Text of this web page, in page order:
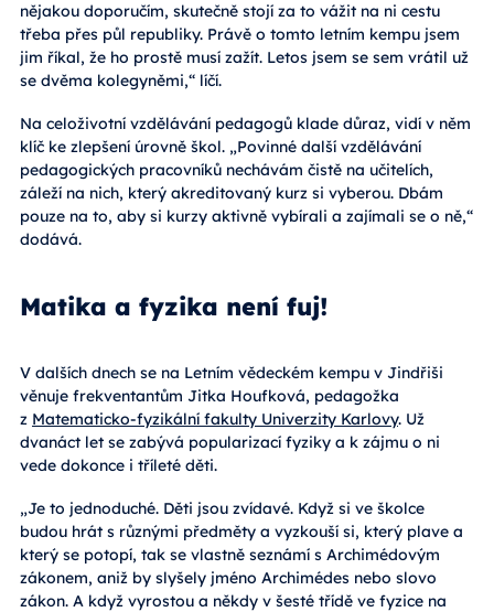
nějakou doporučím, skutečně stojí za to vážit na ni cestu
třeba přes půl republiky. Právě o tomto letním kempu jsem
jim říkal, že ho prostě musí zažít. Letos jsem se sem vrátil už
se dvěma kolegyněmi,“ líčí.
Na celoživotní vzdělávání pedagogů klade důraz, vidí v něm
klíč ke zlepšení úrovně škol. „Povinné další vzdělávání
pedagogických pracovníků nechávám čistě na učitelích,
záleží na nich, který akreditovaný kurz si vyberou. Dbám
pouze na to, aby si kurzy aktivně vybírali a zajímali se o ně,“
dodává.
Matika a fyzika není fuj!
V dalších dnech se na Letním vědeckém kempu v Jindřiši
věnuje frekventantům Jitka Houfková, pedagožka
z Matematicko-fyzikální fakulty Univerzity Karlovy. Už
dvanáct let se zabývá popularizací fyziky a k zájmu o ni
vede dokonce i tříleté děti.
„Je to jednoduché. Děti jsou zvídavé. Když si ve školce
budou hrát s různými předměty a vyzkouší si, který plave a
který se potopí, tak se vlastně seznámí s Archimédovým
zákonem, aniž by slyšely jméno Archimédes nebo slovo
zákon. A když vyrostou a někdy v šesté třídě ve fyzice na